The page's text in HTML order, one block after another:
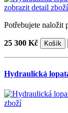
Potřebujete
25 300 Kč
Hydraulická